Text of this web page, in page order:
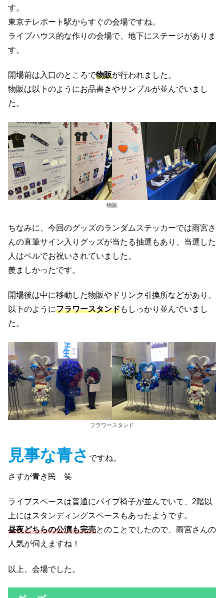
す。
東京テレポート駅からすぐの会場ですね。
ライブハウス的な作りの会場で、地下にステージがありま
す。
開場前は入口のところで物販が行われました。
物販は以下のようにお品書きやサンプルが並んでいまし
た。
物販
ちなみに、今回のグッズのランダムステッカーでは雨宮さ
んの直筆サイン入りグッズが当たる抽選もあり、当選した
人はベルでお祝いされていました。
羨ましかったです。
開場後は中に移動した物販やドリンク引換所などがあり、
以下のようにフラワースタンドもしっかり並んでいまし
た。
フラワースタンド
見事な青さ ですね。
さすが青き民 笑
ライブスペースは普通にパイプ椅子が並んでいて、2階以
上にはスタンディングスペースもあったようです。
昼夜どちらの公演も完売とのことでしたので、雨宮さんの
人気が伺えますね！
以上、会場でした。